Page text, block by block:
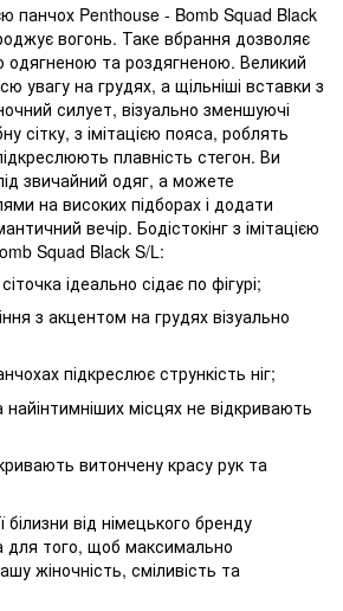
панчох Penthouse - Bomb Squad Black
вогонь. Таке вбрання дозволяє
одягненою та роздягненою. Великий
увагу на грудях, а щільніші вставки з
силует, візуально зменшуючі
сітку, з імітацією пояса, роблять
плавність стегон. Ви
звичайний одяг, а можете
на високих підборах і додати
вечір. Бодістокінг з імітацією
Squad Black S/L:
ідеально сідає по фігурі;
з акцентом на грудях візуально
підкреслює стрункість ніг;
найінтимніших місцях не відкривають
витончену красу рук та
білизни від німецького бренду
для того, щоб максимально
жіночність, сміливість та